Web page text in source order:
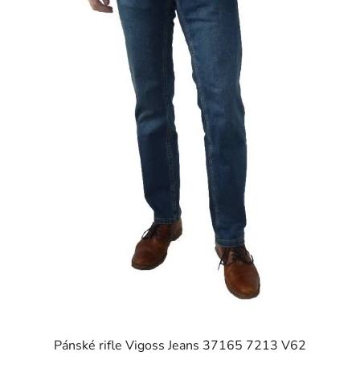
Pánské rifle Vigoss Jeans 37165 7213 V62